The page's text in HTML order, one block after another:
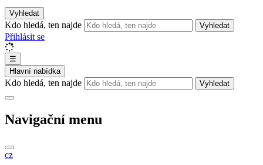
Vyhledat
Kdo hledá, ten najde Vyhledat
Přihlásit se
☰
Hlavní nabídka
Kdo hledá, ten najde Vyhledat
Navigační menu
cz